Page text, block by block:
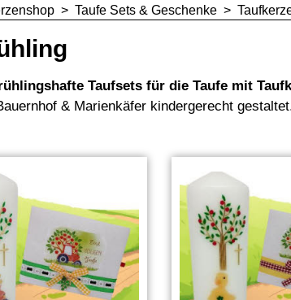
> Taufe Sets & Geschenke >
Taufsets für die Taufe mit
& Marienkäfer kindergerecht